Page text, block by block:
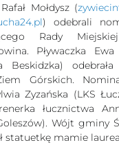
Mołdysz (
) odebrali
Rady
Pływaczka
Beskidzka)
Górskich.
Zyzańska (LKS
łucznictwa
Wójt gminy
statuetkę mamie